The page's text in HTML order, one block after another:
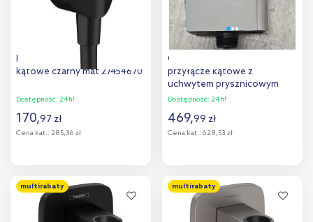
Hansgrohe Fixfit E przyłącze
kątowe czarny mat 27454670
Dostępność: 24h!
170,97 zł
Cena kat.: 285,36 zł
Outlet - Hansgrohe FixFit E
przyłącze kątowe z
uchwytem prysznicowym
chrom 26889000
Dostępność: 24h!
469,99 zł
Cena kat.: 628,53 zł
multirabaty multirabaty